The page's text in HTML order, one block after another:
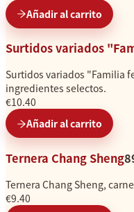
Añadir al carrito
Surtidos variados
Surtidos variados "Familia
ingredientes selectos.
€10.40
Añadir al carrito
Ternera Chang Sheng
Ternera Chang Sheng,
€9.40